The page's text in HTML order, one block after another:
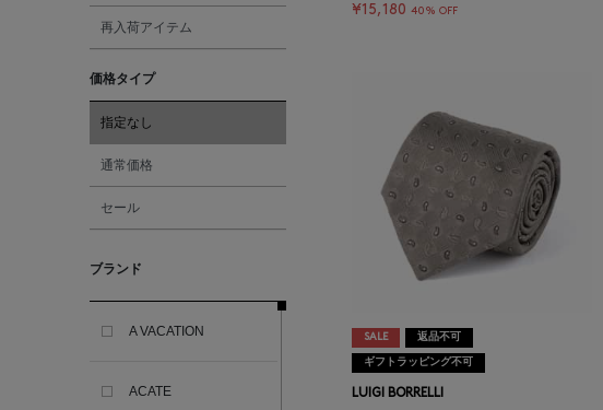
再入荷アイテム
価格タイプ
指定なし
通常価格
セール
ブランド
A VACATION
ACATE
¥15,180 40% OFF
SALE 返品不可
ギフトラッピング不可
LUIGI BORRELLI